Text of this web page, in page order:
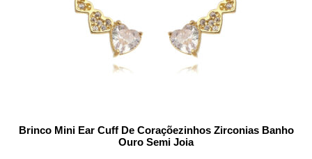
Brinco Mini Ear Cuff De Coraçõezinhos Zirconias Banho
Ouro Semi Joia